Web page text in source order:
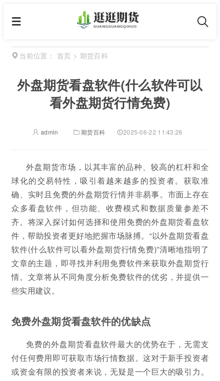
当前位置： 首页 > 期货百科
外盘期货看盘软件(什么软件可以
看外盘期货行情免费)
admin 期货百科 2025-06-22 11:43:26
外盘期货市场，以其丰富的品种、较高的杠杆和全
球化的交易特性，吸引着越来越多的投资者。获取准
确、实时且免费的外盘期货行情并非易事。市面上存在
众多看盘软件，但功能、收费模式和数据质量参差不
齐。将深入探讨如何选择和使用免费的外盘期货看盘软
件，帮助投资者更好地把握市场脉搏。“以外盘期货看盘
软件(什么软件可以看外盘期货行情免费)”清晰地指明了
文章的主题，即寻找并利用免费软件来获取外盘期货行
情。文章将从不同角度分析免费软件的优劣，并提供一
些实用建议。
免费外盘期货看盘软件的优缺点
免费的外盘期货看盘软件最大的优势在于，无需支
付任何费用即可获取市场行情数据。这对于新手投资者
或资金有限的投资者来说，无疑是一个巨大的吸引力。